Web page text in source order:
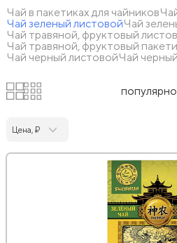
Чай в пакетиках для чайников
Чай зеленый листовойЧай
Чай травяной, фруктовый
Чай травяной, фруктовый
Чай черный листовойЧай
Цена, ₽